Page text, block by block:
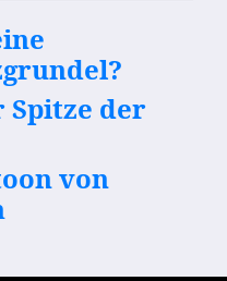
Spitze der
von